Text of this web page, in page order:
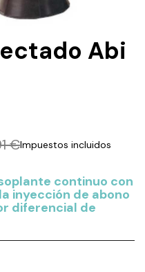
Abi
€Impuestos incluidos
continuo con
inyección de abono
diferencial de